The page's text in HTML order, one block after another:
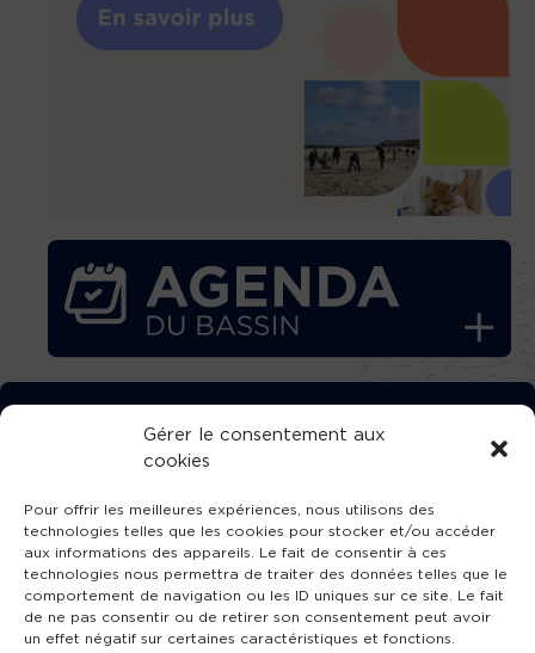
Gérer le consentement aux
cookies
Pour offrir les meilleures expériences, nous utilisons des
technologies telles que les cookies pour stocker et/ou accéder
aux informations des appareils. Le fait de consentir à ces
technologies nous permettra de traiter des données telles que le
comportement de navigation ou les ID uniques sur ce site. Le fait
de ne pas consentir ou de retirer son consentement peut avoir
un effet négatif sur certaines caractéristiques et fonctions.
TÉLÉCHARGEZ GRATUITEMENT
L’APPLICATION TVBA !
SUIVEZ-NOUS !